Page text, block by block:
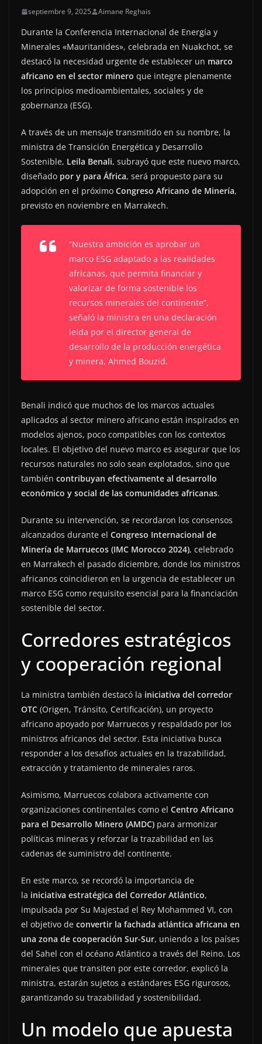
septiembre 9, 2025 Aimane Reghais
Durante la Conferencia Internacional de Energía y
Minerales «Mauritanides», celebrada en Nuakchot, se
destacó la necesidad urgente de establecer un marco
africano en el sector minero que integre plenamente
los principios medioambientales, sociales y de
gobernanza (ESG).
A través de un mensaje transmitido en su nombre, la
ministra de Transición Energética y Desarrollo
Sostenible, Leila Benali, subrayó que este nuevo marco,
diseñado por y para África, será propuesto para su
adopción en el próximo Congreso Africano de Minería,
previsto en noviembre en Marrakech.
“Nuestra ambición es aprobar un
marco ESG adaptado a las realidades
africanas, que permita financiar y
valorizar de forma sostenible los
recursos minerales del continente”,
señaló la ministra en una declaración
leída por el director general de
desarrollo de la producción energética
y minera, Ahmed Bouzid.
Benali indicó que muchos de los marcos actuales
aplicados al sector minero africano están inspirados en
modelos ajenos, poco compatibles con los contextos
locales. El objetivo del nuevo marco es asegurar que los
recursos naturales no solo sean explotados, sino que
también contribuyan efectivamente al desarrollo
económico y social de las comunidades africanas.
Durante su intervención, se recordaron los consensos
alcanzados durante el Congreso Internacional de
Minería de Marruecos (IMC Morocco 2024), celebrado
en Marrakech el pasado diciembre, donde los ministros
africanos coincidieron en la urgencia de establecer un
marco ESG como requisito esencial para la financiación
sostenible del sector.
Corredores estratégicos
y cooperación regional
La ministra también destacó la iniciativa del corredor
OTC (Origen, Tránsito, Certificación), un proyecto
africano apoyado por Marruecos y respaldado por los
ministros africanos del sector. Esta iniciativa busca
responder a los desafíos actuales en la trazabilidad,
extracción y tratamiento de minerales raros.
Asimismo, Marruecos colabora activamente con
organizaciones continentales como el Centro Africano
para el Desarrollo Minero (AMDC) para armonizar
políticas mineras y reforzar la trazabilidad en las
cadenas de suministro del continente.
En este marco, se recordó la importancia de
la iniciativa estratégica del Corredor Atlántico,
impulsada por Su Majestad el Rey Mohammed VI, con
el objetivo de convertir la fachada atlántica africana en
una zona de cooperación Sur-Sur, uniendo a los países
del Sahel con el océano Atlántico a través del Reino. Los
minerales que transiten por este corredor, explicó la
ministra, estarán sujetos a estándares ESG rigurosos,
garantizando su trazabilidad y sostenibilidad.
Un modelo que apuesta